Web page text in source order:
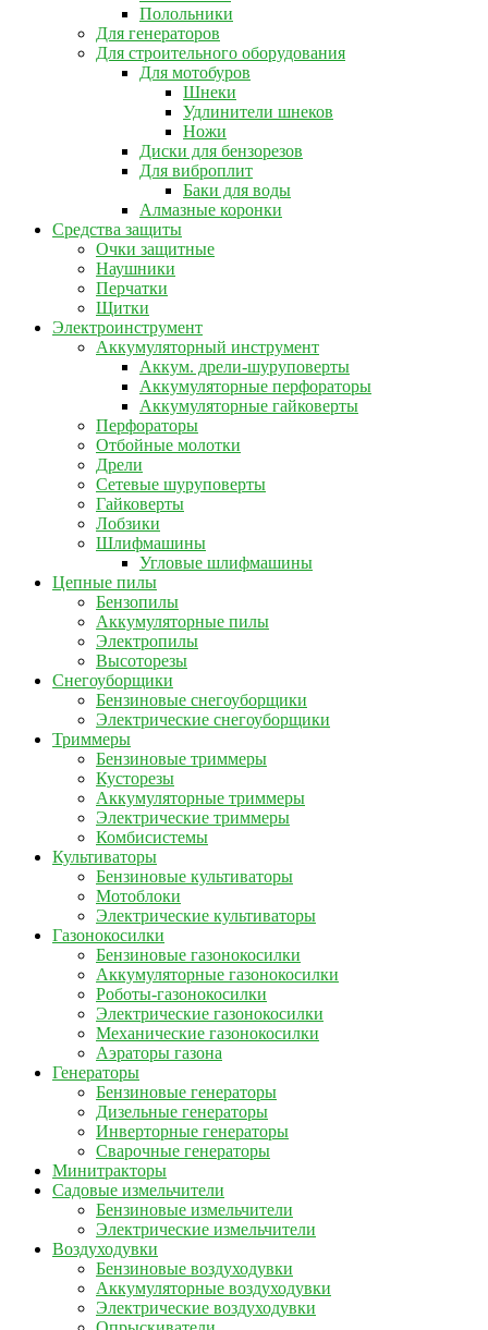
Полольники
Для генераторов
Для строительного оборудования
Для мотобуров
Шнеки
Удлинители шнеков
Ножи
Диски для бензорезов
Для виброплит
Баки для воды
Алмазные коронки
Средства защиты
Очки защитные
Наушники
Перчатки
Щитки
Электроинструмент
Аккумуляторный инструмент
Аккум. дрели-шуруповерты
Аккумуляторные перфораторы
Аккумуляторные гайковерты
Перфораторы
Отбойные молотки
Дрели
Сетевые шуруповерты
Гайковерты
Лобзики
Шлифмашины
Угловые шлифмашины
Цепные пилы
Бензопилы
Аккумуляторные пилы
Электропилы
Высоторезы
Снегоуборщики
Бензиновые снегоуборщики
Электрические снегоуборщики
Триммеры
Бензиновые триммеры
Кусторезы
Аккумуляторные триммеры
Электрические триммеры
Комбисистемы
Культиваторы
Бензиновые культиваторы
Мотоблоки
Электрические культиваторы
Газонокосилки
Бензиновые газонокосилки
Аккумуляторные газонокосилки
Роботы-газонокосилки
Электрические газонокосилки
Механические газонокосилки
Аэраторы газона
Генераторы
Бензиновые генераторы
Дизельные генераторы
Инверторные генераторы
Сварочные генераторы
Минитракторы
Садовые измельчители
Бензиновые измельчители
Электрические измельчители
Воздуходувки
Бензиновые воздуходувки
Аккумуляторные воздуходувки
Электрические воздуходувки